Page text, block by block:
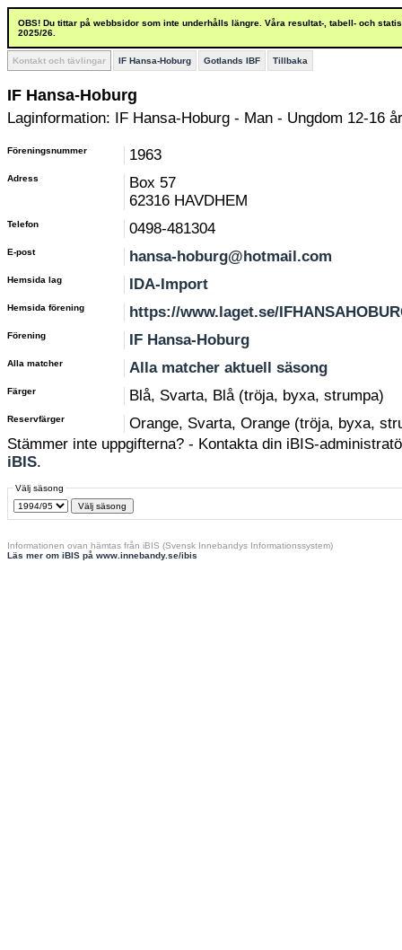
OBS! Du tittar på webbsidor som inte underhålls längre. Våra resultat-, tabell- och
2025/26.
Kontakt och tävlingar IF Hansa-Hoburg Gotlands IBF Tillbaka
IF Hansa-Hoburg
Laginformation: IF Hansa-Hoburg - Man - Ungdom 12-16 år
Föreningsnummer 1963
Adress
Box 57
62316 HAVDHEM
Telefon 0498-481304
E-post hansa-hoburg@hotmail.com
Hemsida lag IDA-Import
Hemsida förening https://www.laget.se/
Förening IF Hansa-Hoburg
Alla matcher Alla matcher aktuell säsong
Färger Blå, Svarta, Blå (tröja, byxa, strumpa)
Reservfärger
Orange, Svarta, Orange (tröja, byxa,
Stämmer inte uppgifterna? - Kontakta din iBIS-
iBIS.
Välj säsong
Informationen ovan hämtas från iBIS (Svensk Innebandys Informationssystem)
Läs mer om iBIS på www.innebandy.se/ibis